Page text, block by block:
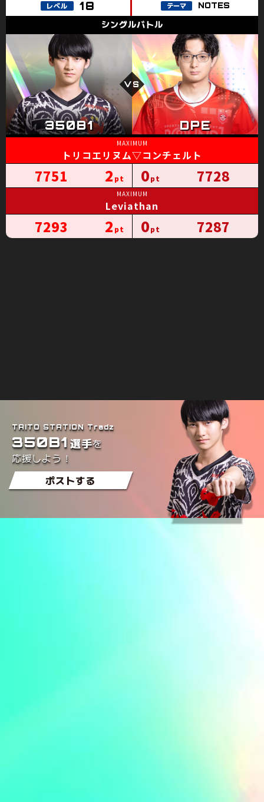
NOTES
トリコエリヌム▽コンチェルト
7751 2 7728
0
Leviathan
7293 2 7287
0
TAITO STATION Tradz
350B1 選手を
応援しよう！